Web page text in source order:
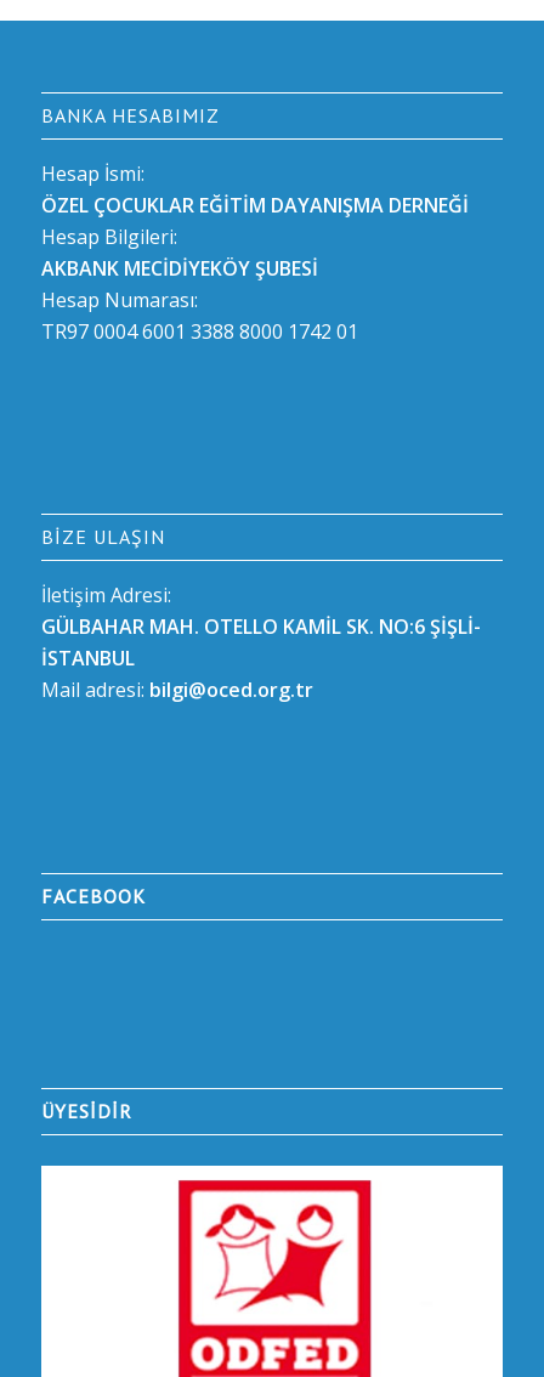
BANKA HESABIMIZ
Hesap İsmi:
ÖZEL ÇOCUKLAR EĞİTİM DAYANIŞMA DERNEĞİ
Hesap Bilgileri:
AKBANK MECİDİYEKÖY ŞUBESİ
Hesap Numarası:
TR97 0004 6001 3388 8000 1742 01
BIZE ULAŞIN
İletişim Adresi:
GÜLBAHAR MAH. OTELLO KAMİL SK. NO:6 ŞİŞLİ-
İSTANBUL
Mail adresi: bilgi@oced.org.tr
FACEBOOK
ÜYESİDİR